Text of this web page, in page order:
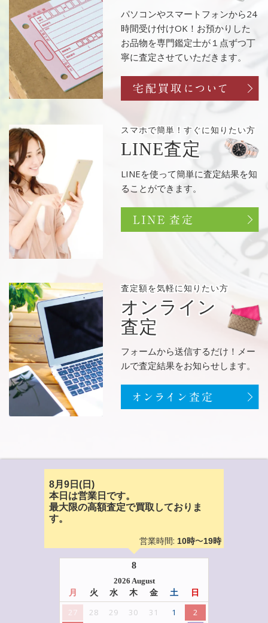
パソコンやスマートフォンから24
時間受け付けOK！お預かりした
お品物を専門鑑定士が１点ずつ丁
寧に査定させていただきます。
スマホで簡単！ すぐに知りたい方
LINE査定
LINEを使って簡単に査定結果を知
ることができます。
査定額を気軽に知りたい方
オンライン
査定
フォームから送信するだけ！メー
ルで査定結果をお知らせします。
8月9日(日)
本日は営業日です。
最大限の高額査定で買取しておりま
す。
営業時間: 10時〜19時
8
2026 August
月
火 水 木 金 土 日
27 28 29 30 31 1
2